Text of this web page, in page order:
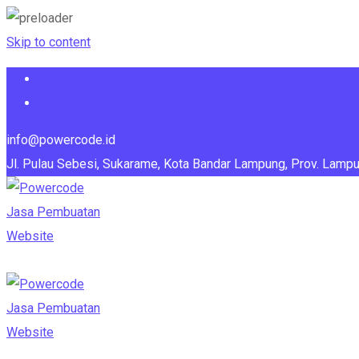
Skip to content
info@powercode.id
Jl. Pulau Sebesi, Sukarame, Kota Bandar Lampung, Prov.